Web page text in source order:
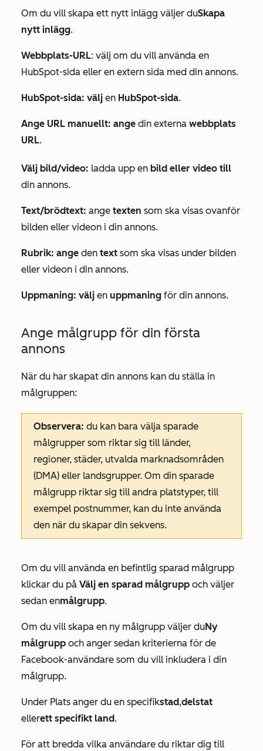
Om du vill skapa ett nytt inlägg väljer duSkapa
nytt inlägg.
Webbplats-URL: välj om du vill använda en
HubSpot-sida eller en extern sida med din annons.
HubSpot-sida: välj en HubSpot-sida.
Ange URL manuellt: ange din externa webbplats
URL.
Välj bild/video: ladda upp en bild eller video till
din annons.
Text/brödtext: ange texten som ska visas ovanför
bilden eller videon i din annons.
Rubrik: ange den text som ska visas under bilden
eller videon i din annons.
Uppmaning: välj en uppmaning för din annons.
Ange målgrupp för din första
annons
När du har skapat din annons kan du ställa in
målgruppen:
Observera: du kan bara välja sparade
målgrupper som riktar sig till länder,
regioner, städer, utvalda marknadsområden
(DMA) eller landsgrupper. Om din sparade
målgrupp riktar sig till andra platstyper, till
exempel postnummer, kan du inte använda
den när du skapar din sekvens.
Om du vill använda en befintlig sparad målgrupp
klickar du på Välj en sparad målgrupp och väljer
sedan enmålgrupp.
Om du vill skapa en ny målgrupp väljer duNy
målgrupp och anger sedan kriterierna för de
Facebook-användare som du vill inkludera i din
målgrupp.
Under Plats anger du en specifikstad,delstat
ellerett specifikt land.
För att bredda vilka användare du riktar dig till